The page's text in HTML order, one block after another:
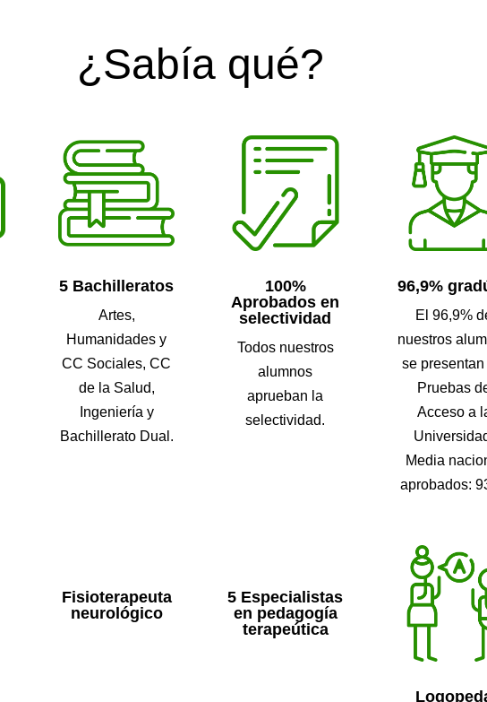
¿Sabía qué?
5 Bachilleratos
Artes,
Humanidades y
CC Sociales, CC
de la Salud,
Ingeniería y
Bachillerato Dual.
100%
Aprobados en
selectividad
Todos nuestros
alumnos
aprueban la
selectividad.
96,9%
El 96,9%
nuestros
se
Pruebas
Acceso a
Media
aprobados:
Fisioterapeuta
neurológico
5 Especialistas
en pedagogía
terapeútica